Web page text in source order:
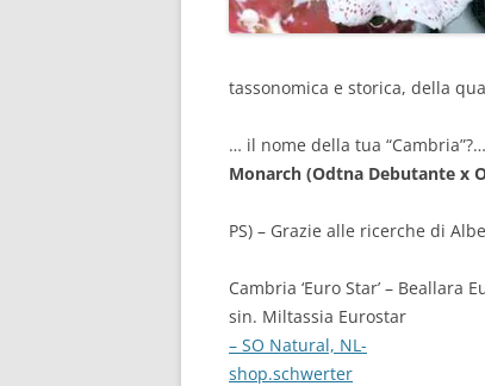
tassonomica e storica, della
… il nome della tua
Monarch (Odtna Debutante x
PS) – Grazie alle ricerche di
Cambria ‘Euro Star’ – Beallara
sin. Miltassia Eurostar
– SO Natural, NL-
shop.schwerter